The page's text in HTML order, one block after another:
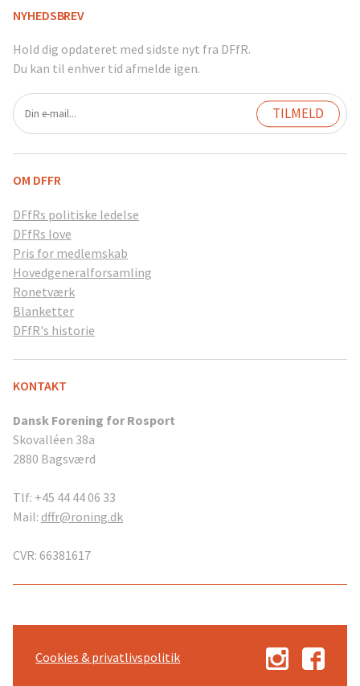
NYHEDSBREV
Hold dig opdateret med sidste nyt fra DFfR.
Du kan til enhver tid afmelde igen.
OM DFFR
DFfRs politiske ledelse
DFfRs love
Pris for medlemskab
Hovedgeneralforsamling
Ronetværk
Blanketter
DFfR's historie
KONTAKT
Dansk Forening for Rosport
Skovalléen 38a
2880 Bagsværd
Tlf: +45 44 44 06 33
Mail: dffr@roning.dk
CVR: 66381617
Cookies & privatlivspolitik